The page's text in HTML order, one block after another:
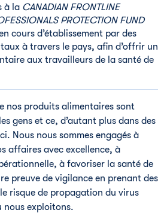
à la CANADIAN FRONTLINE
PROTECTION FUND
cours d’établissement par des
à travers le pays, afin d’offrir un
aux travailleurs de la santé de
nos produits alimentaires sont
gens et ce, d’autant plus dans des
Nous nous sommes engagés à
affaires avec excellence, à
à favoriser la santé de
preuve de vigilance en prenant des
risque de propagation du virus
nous exploitons.